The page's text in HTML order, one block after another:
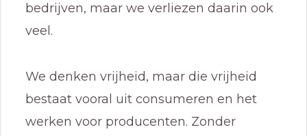
bedrijven, maar we verliezen daarin ook
veel.
We denken vrijheid, maar die vrijheid
bestaat vooral uit consumeren en het
werken voor producenten. Zonder